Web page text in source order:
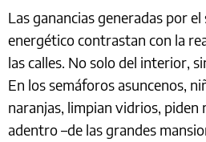
Las ganancias generadas por
energético contrastan con la
las calles. No solo del interior,
En los semáforos asuncenos,
naranjas, limpian vidrios, piden
adentro –de las grandes